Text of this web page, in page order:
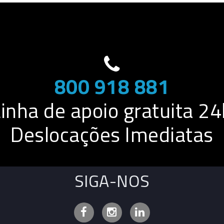
800 918 881
de apoio gratuita
Deslocações Imediatas
SIGA-NOS
Facebook InstagramLinkedin